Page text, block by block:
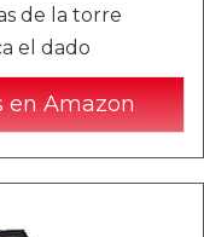
de la torre
el dado
en Amazon